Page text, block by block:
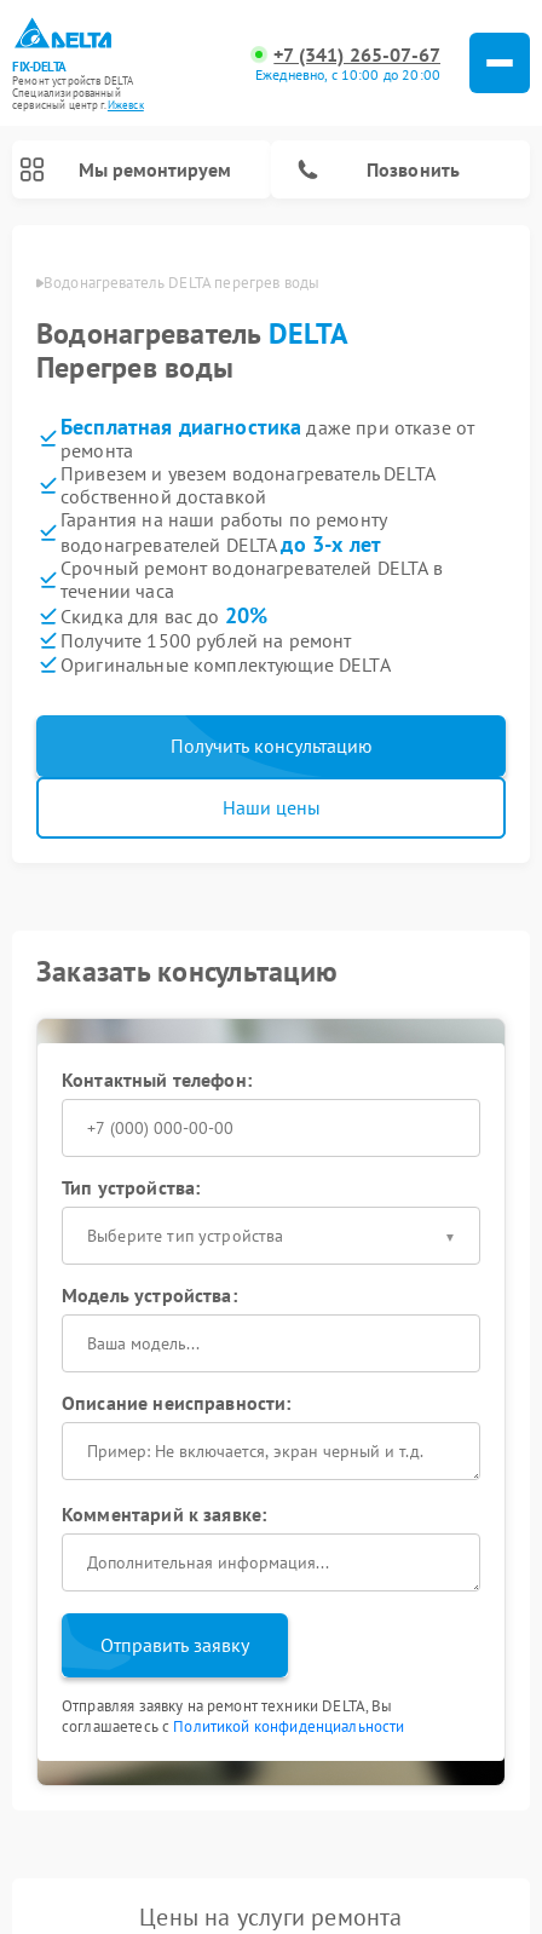
FIX-DELTA
Ремонт устройств DELTA
Специализированный
cервисный центр г.Ижевск
+7 (341) 265-07-67
Ежедневно, с 10:00 до 20:00
Мы ремонтируем Позвонить
Водонагреватель DELTA перегрев воды
Водонагреватель DELTA
Перегрев воды
Бесплатная диагностика даже при отказе от
ремонта
Привезем и увезем водонагреватель DELTA
собственной доставкой
Гарантия на наши работы по ремонту
водонагревателей DELTAдо 3-х лет
Срочный ремонт водонагревателей DELTA в
течении часа
Скидка для вас до 20%
Получите 1500 рублей на ремонт
Оригинальные комплектующие DELTA
Получить консультацию
Наши цены
Заказать консультацию
Контактный телефон:
Тип устройства:
Выберите тип устройства
Модель устройства:
Описание неисправности:
Комментарий к заявке:
Отправить заявку
Отправляя заявку на ремонт техники DELTA, Вы
соглашаетесь с Политикой конфиденциальности
Цены на услуги ремонта